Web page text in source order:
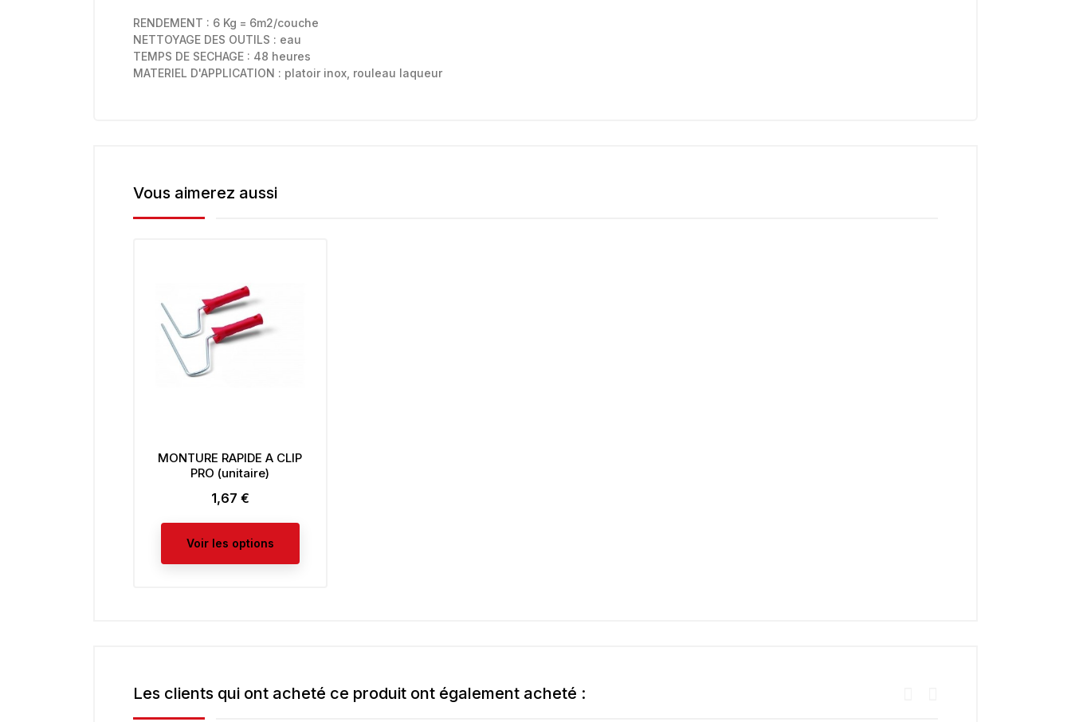
RENDEMENT : 6 Kg = 6m2/couche
NETTOYAGE DES OUTILS : eau
TEMPS DE SECHAGE : 48 heures
MATERIEL D'APPLICATION : platoir inox, rouleau laqueur
Vous aimerez aussi
MONTURE RAPIDE A CLIP
PRO (unitaire)
Prix
1,67 €
Voir les options
Les clients qui ont acheté ce produit ont également acheté :